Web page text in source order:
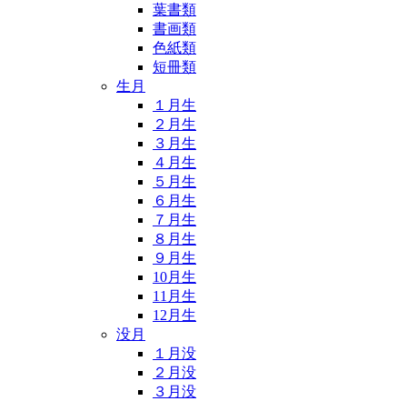
葉書類
書画類
色紙類
短冊類
生月
１月生
２月生
３月生
４月生
５月生
６月生
７月生
８月生
９月生
10月生
11月生
12月生
没月
１月没
２月没
３月没